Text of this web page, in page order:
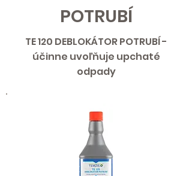
POTRUBÍ
TE 120 DEBLOKÁTOR POTRUBÍ -
účinne uvoľňuje upchaté
odpady